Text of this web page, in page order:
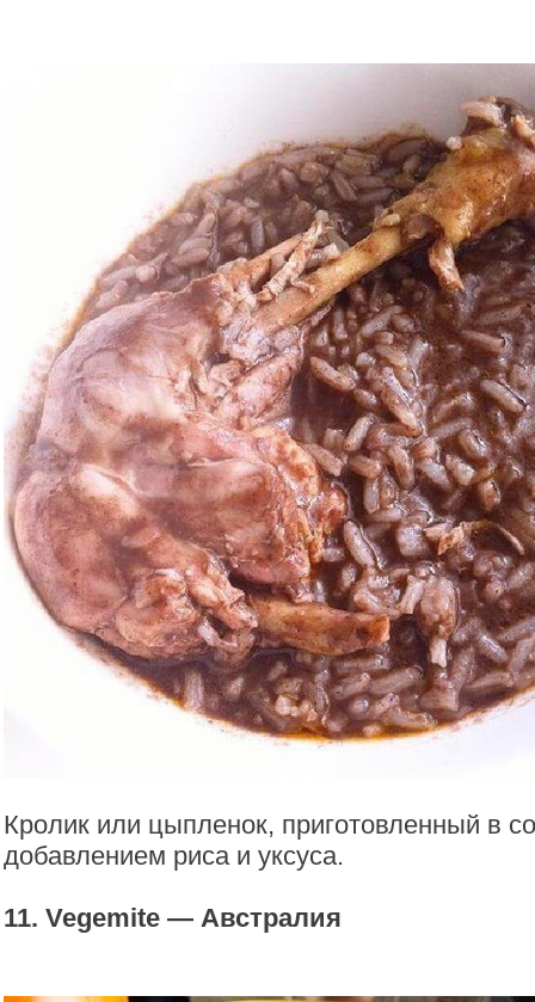
Кролик или цыпленок, приготовленный в
добавлением риса и уксуса.
11. Vegemite — Австралия